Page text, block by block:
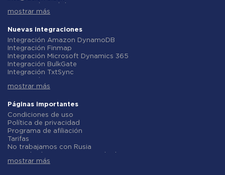
Integración Gmail
Integración ClickUp
Integración Airtable
Integración Google Contacts
Integración OpenAI (ChatGPT)
Integración Instagram
Integración ActiveCampaign
Integración Typeform
Integración Salesforce CRM
Integración Notion
Integración AWeber
Integración Asana
Integración ZOHO CRM
Integración Webhooks
Integración GetResponse
Integración WooCommerce
mostrar más
Nuevas integraciones
Integración Amazon DynamoDB
Integración Finmap
Integración Microsoft Dynamics 365
Integración BulkGate
Integración TxtSync
Integración Corezoid
Integración Instasent
Integración AtomPark
Integración TXTImpact
Integración Campaign Monitor
Integración CM.com
Integración D7 Networks
Integración SMS.to
Integración SMSGlobal
mostrar más
Páginas importantes
Condiciones de uso
Política de privacidad
Programa de afiliación
Tarifas
No trabajamos con Rusia
Politica de reembolso
mostrar más